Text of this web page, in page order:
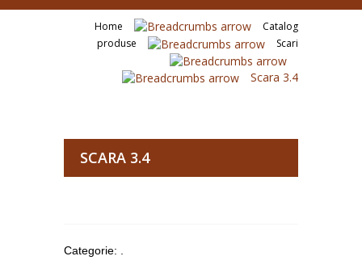
Home
Catalog
produse
Scari
Scara 3.4
SCARA 3.4
Categorie: